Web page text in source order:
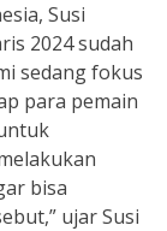
Susi
2024 sudah
sedang fokus
para pemain
bisa
ujar Susi